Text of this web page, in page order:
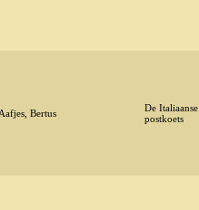
Aafjes, Bertus
De Italiaanse
postkoets